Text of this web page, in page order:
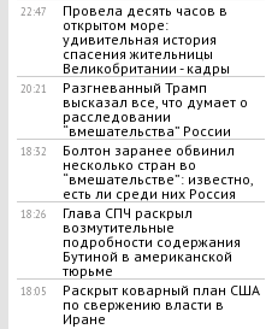
22:47
Провела десять часов в
открытом море:
удивительная история
спасения жительницы
Великобритании - кадры
20:21
Разгневанный Трамп
высказал все, что думает о
расследовании
“вмешательства” России
18:32
Болтон заранее обвинил
несколько стран во
“вмешательстве”: известно,
есть ли среди них Россия
18:26
Глава СПЧ раскрыл
возмутительные
подробности содержания
Бутиной в американской
тюрьме
18:05
Раскрыт коварный план США
по свержению власти в
Иране